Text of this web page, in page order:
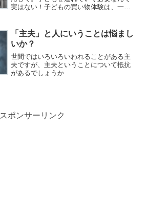
実はない！子どもの買い物体験は、一つ
「主夫」と人にいうことは悩まし
いか？
世間ではいろいろいわれることがある主
夫ですが、主夫ということについて抵抗
があるでしょうか
スポンサーリンク